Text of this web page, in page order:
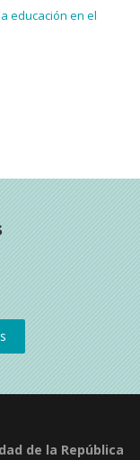
educación en el
de la República